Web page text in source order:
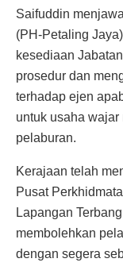
Saifuddin
(PH-Petaling
kesediaan
prosedur dan
terhadap ejen
untuk usaha
pelaburan.
Kerajaan telah
Pusat
Lapangan
membolehkan
dengan segera